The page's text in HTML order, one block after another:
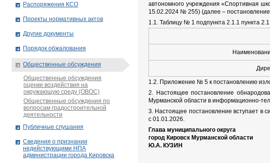
автономного учреждения «Спортивная
15.02.2024 № 255) (далее –
1.1. Таблицу № 1 подпункта 2.1.1 пункта
1.2. Приложение № 5 к постановлению
2. Настоящее постановление
Мурманской области в информационно-
3. Настоящее постановление вступает в
с 01.01.2026.
Глава муниципального округа
город Кировск Мурманской области
Ю.А. КУЗИН
Распоряжения КСО
Проекты нормативных актов
Другие документы
Порядок обжалования
Общественные обсуждения
Общественные обсуждения
оценки воздействия на
окружающую среду (ОВОС)
Общественные обсуждения по
вопросам градостроительной
деятельности
Публичные слушания
Сведения о признании
недействующими НПА
администрации города Кировскa